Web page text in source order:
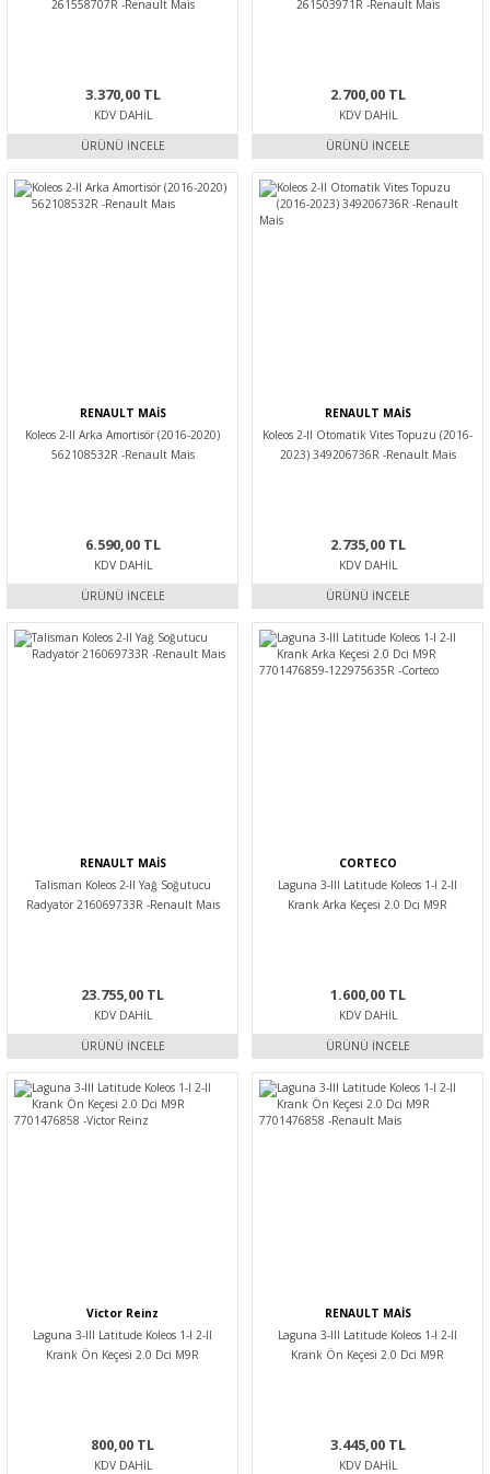
261558707R -Renault Mais
3.370,00 TL
KDV DAHIL
ÜRÜNÜ İNCELE
261503971R -Renault Mais
2.700,00 TL
KDV DAHIL
ÜRÜNÜ İNCELE
RENAULT MAİS
Koleos 2-II Arka Amortisör (2016-2020)
562108532R -Renault Mais
6.590,00 TL
KDV DAHIL
ÜRÜNÜ İNCELE
RENAULT MAİS
Koleos 2-II Otomatik Vites Topuzu (2016-
2023) 349206736R -Renault Mais
2.735,00 TL
KDV DAHIL
ÜRÜNÜ İNCELE
RENAULT MAİS
Talisman Koleos 2-II Yağ Soğutucu
Radyatör 216069733R -Renault Mais
23.755,00 TL
KDV DAHIL
ÜRÜNÜ İNCELE
CORTECO
Laguna 3-III Latitude Koleos 1-I 2-II
Krank Arka Keçesi 2.0 Dci M9R
1.600,00 TL
KDV DAHIL
ÜRÜNÜ İNCELE
Victor Reinz
Laguna 3-III Latitude Koleos 1-I 2-II
Krank Ön Keçesi 2.0 Dci M9R
800,00 TL
KDV DAHIL
RENAULT MAİS
Laguna 3-III Latitude Koleos 1-I 2-II
Krank Ön Keçesi 2.0 Dci M9R
3.445,00 TL
KDV DAHIL